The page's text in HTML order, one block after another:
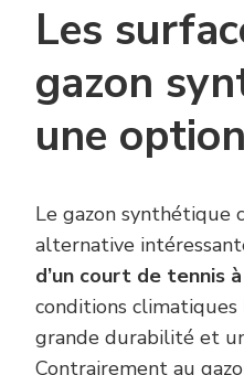
Les
gazon
une
Le gazon synthétique
alternative
d’un court de tennis
conditions
grande durabilité et
Contrairement au